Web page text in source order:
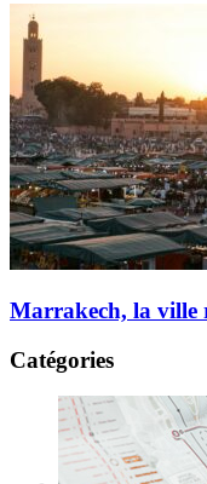
Marrakech, la ville
Catégories